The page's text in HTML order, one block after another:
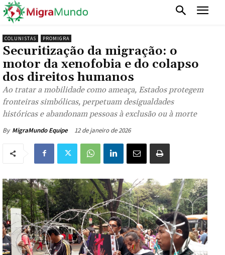
COLUNISTAS PROMIGRA
Securitização da migração: o
motor da xenofobia e do colapso
dos direitos humanos
Ao tratar a mobilidade como ameaça, Estados protegem
fronteiras simbólicas, perpetuam desigualdades
históricas e abandonam pessoas à exclusão ou à morte
By MigraMundo Equipe 12 de janeiro de 2026